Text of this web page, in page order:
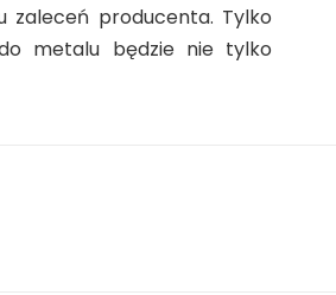
zaleceń producenta. Tylko
metalu będzie nie tylko